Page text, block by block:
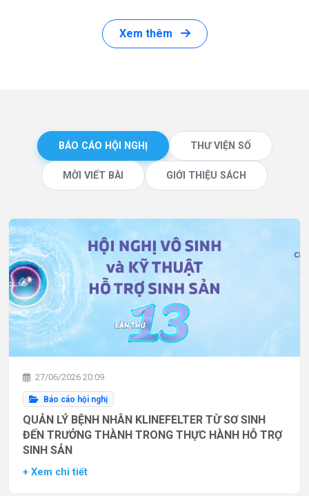
Xem thêm
BÁO CÁO HỘI NGHỊ THƯ VIỆN SỐ
MỜI VIẾT BÀI GIỚI THIỆU SÁCH
27/06/2026 20:09
Báo cáo hội nghị
QUẢN LÝ BỆNH NHÂN KLINEFELTER TỪ SƠ SINH
ĐẾN TRƯỞNG THÀNH TRONG THỰC HÀNH HỖ TRỢ
SINH SẢN
+ Xem chi tiết